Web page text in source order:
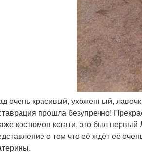
очень красивый, ухоженный,
прошла безупречно!
костюмов кстати, это был
о том что её ждёт её